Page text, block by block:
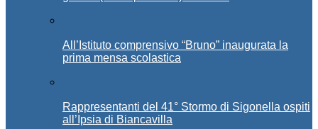
All’Istituto comprensivo “Bruno” inaugurata la
prima mensa scolastica
Rappresentanti del 41° Stormo di Sigonella ospiti
all’Ipsia di Biancavilla